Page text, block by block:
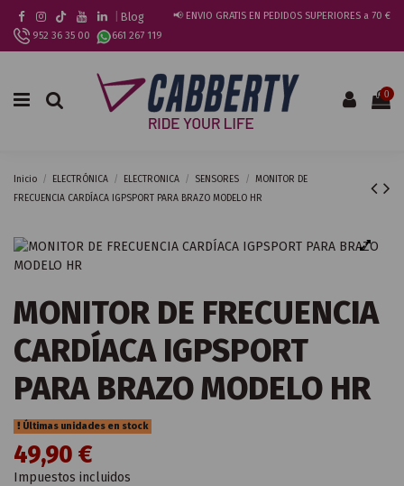
Blog
📢 ENVIO GRATIS EN PEDIDOS SUPERIORES a 70 €
952 36 35 00
661 267 119
0
Inicio ELECTRÓNICA ELECTRONICA SENSORES
MONITOR DE
FRECUENCIA CARDÍACA IGPSPORT PARA BRAZO MODELO HR
MONITOR DE FRECUENCIA
CARDÍACA IGPSPORT
PARA BRAZO MODELO HR
Últimas unidades en stock
49,90 €
Impuestos incluidos